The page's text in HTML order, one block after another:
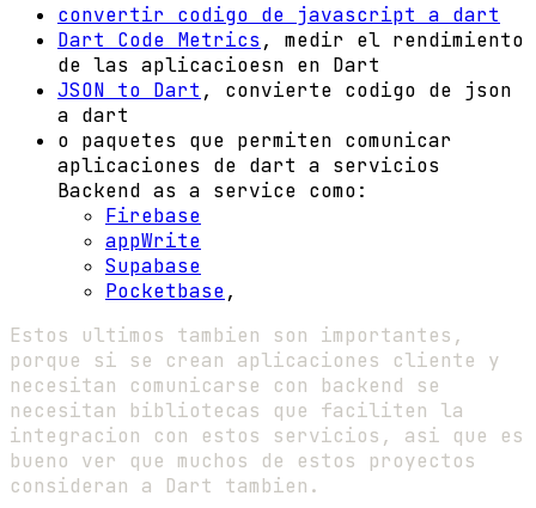
convertir codigo de javascript a dart
Dart Code Metrics , medir el rendimiento
de las aplicacioesn en Dart
JSON to Dart , convierte codigo de json
a dart
o paquetes que permiten comunicar
aplicaciones de dart a servicios
Backend as a service como:
Firebase
appWrite
Supabase
Pocketbase,
Estos ultimos tambien son importantes,
porque si se crean aplicaciones cliente y
necesitan comunicarse con backend se
necesitan bibliotecas que faciliten la
integracion con estos servicios, asi que es
bueno ver que muchos de estos proyectos
consideran a Dart tambien.